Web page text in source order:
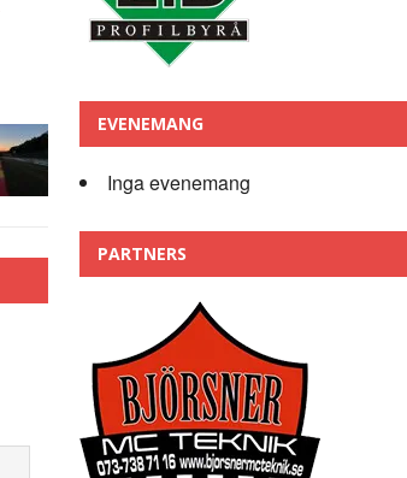
EVENEMANG
Inga evenemang
PARTNERS